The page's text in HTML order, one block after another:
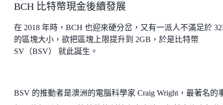
BCH 比特幣現金後續發展
在 2018 年時，BCH 也迎來硬分岔，又有一派人不滿足於
的區塊大小，欲把區塊上限提升到 2GB，於是比特幣
SV（BSV） 就此誕生。
BSV 的推動者是澳洲的電腦科學家 Craig Wright，最著名的